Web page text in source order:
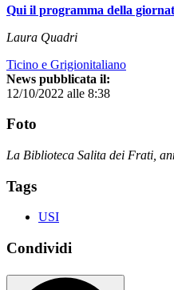
Qui il programma della
Laura Quadri
Ticino e Grigionitaliano
News pubblicata il:
12/10/2022 alle 8:38
Foto
La Biblioteca Salita dei Frati,
Tags
USI
Condividi